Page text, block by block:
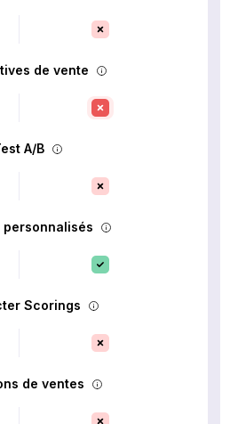
de vente
A/B
personnalisés
Scorings
de ventes